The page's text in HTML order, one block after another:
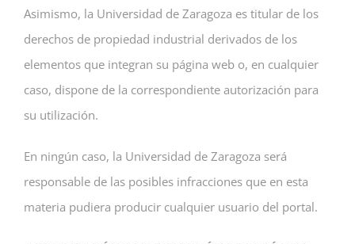
Asimismo, la Universidad de Zaragoza es titular de los
derechos de propiedad industrial derivados de los
elementos que integran su página web o, en cualquier
caso, dispone de la correspondiente autorización para
su utilización.
En ningún caso, la Universidad de Zaragoza será
responsable de las posibles infracciones que en esta
materia pudiera producir cualquier usuario del portal.